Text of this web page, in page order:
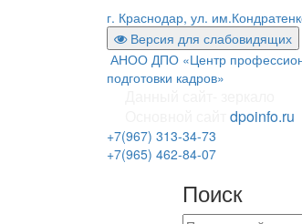
г. Краснодар, ул.
Версия для слабовидящих
АНОО ДПО «Центр
подготовки кадров»
dpoinfo.ru
+7(967) 313-34-73
+7(965) 462-84-07
Поиск